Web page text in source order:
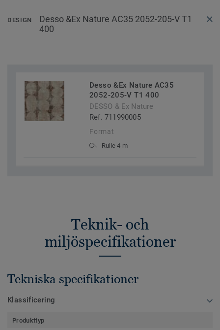
DESIGN
Desso &Ex Nature AC35 2052-205-V T1
400
Desso &Ex Nature AC35
2052-205-V T1 400
DESSO & Ex Nature
Ref. 711990005
Format
Rulle 4 m
Teknik- och
miljöspecifikationer
Tekniska specifikationer
Klassificering
Produkttyp